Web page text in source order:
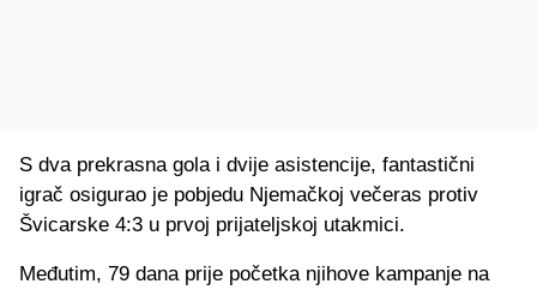
S dva prekrasna gola i dvije asistencije, fantastični
igrač osigurao je pobjedu Njemačkoj večeras protiv
Švicarske 4:3 u prvoj prijateljskoj utakmici.
Međutim, 79 dana prije početka njihove kampanje na